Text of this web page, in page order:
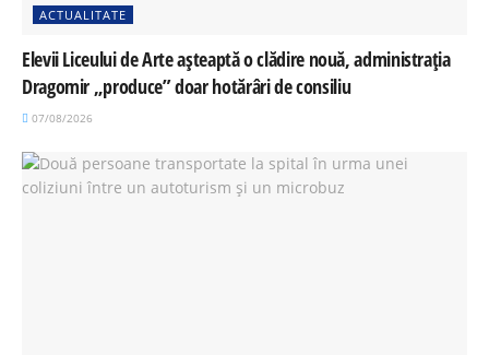
ACTUALITATE
Elevii Liceului de Arte așteaptă o clădire nouă, administrația
Dragomir „produce” doar hotărâri de consiliu
07/08/2026